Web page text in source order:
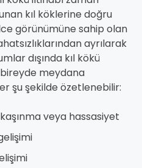
kıl köklerine doğru
görünümüne sahip olan
ayrılarak
dışında kıl kökü
meydana
şu şekilde özetlenebilir:
veya hassasiyet